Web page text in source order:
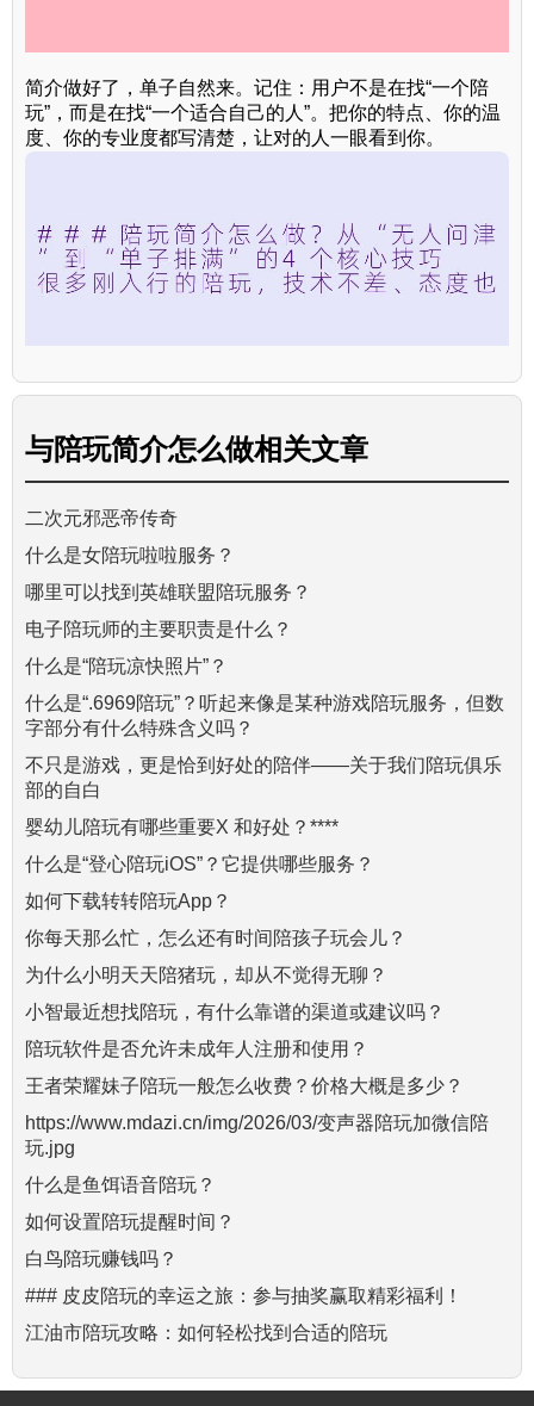
简介做好了，单子自然来。记住：用户不是在找“一个陪
玩”，而是在找“一个适合自己的人”。把你的特点、你的温
度、你的专业度都写清楚，让对的人一眼看到你。
与陪玩简介怎么做相关文章
二次元邪恶帝传奇
什么是女陪玩啦啦服务？
哪里可以找到英雄联盟陪玩服务？
电子陪玩师的主要职责是什么？
什么是“陪玩凉快照片”？
什么是“.6969陪玩”？听起来像是某种游戏陪玩服务，但数
字部分有什么特殊含义吗？
不只是游戏，更是恰到好处的陪伴——关于我们陪玩俱乐
部的自白
婴幼儿陪玩有哪些重要X 和好处？****
什么是“登心陪玩iOS”？它提供哪些服务？
如何下载转转陪玩App？
你每天那么忙，怎么还有时间陪孩子玩会儿？
为什么小明天天陪猪玩，却从不觉得无聊？
小智最近想找陪玩，有什么靠谱的渠道或建议吗？
陪玩软件是否允许未成年人注册和使用？
王者荣耀妹子陪玩一般怎么收费？价格大概是多少？
https://www.mdazi.cn/img/2026/03/变声器陪玩加微信陪
玩.jpg
什么是鱼饵语音陪玩？
如何设置陪玩提醒时间？
白鸟陪玩赚钱吗？
### 皮皮陪玩的幸运之旅：参与抽奖赢取精彩福利！
江油市陪玩攻略：如何轻松找到合适的陪玩